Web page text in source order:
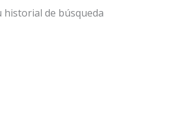
historial de búsqueda